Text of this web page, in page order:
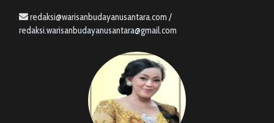
redaksi@warisanbudayanusantara.com /
redaksi.warisanbudayanusantara@gmail.com